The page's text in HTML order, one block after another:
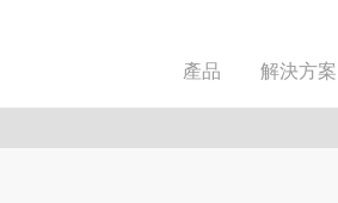
產品 解決方案